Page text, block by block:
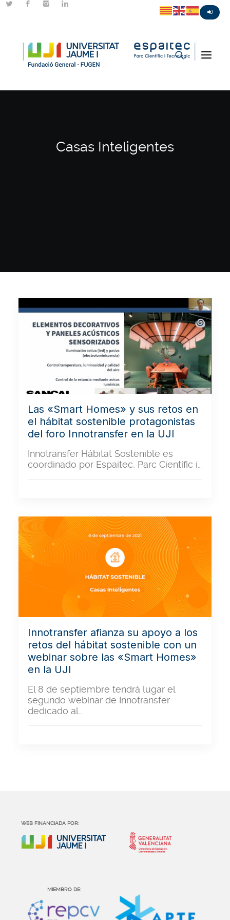
Casas Inteligentes
Las «Smart Homes» y sus retos en
el hábitat sostenible protagonistas
del foro Innotransfer en la UJI
Innotransfer Hábitat Sostenible es
coordinado por Espaitec, Parc Científic i…
Innotransfer afianza su apoyo a los
retos del hábitat sostenible con un
webinar sobre las «Smart Homes»
en la UJI
El 8 de septiembre tendrá lugar el
segundo webinar de Innotransfer
dedicado al…
WEB FINANCIADA POR:
MIEMBRO DE: